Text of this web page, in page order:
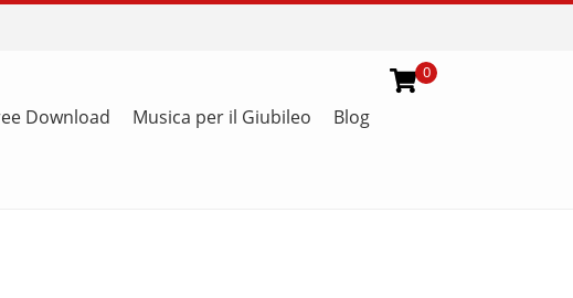
0
Download Musica per il Giubileo Blog